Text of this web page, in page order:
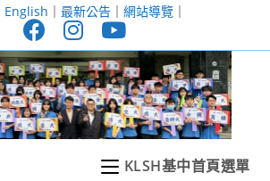
English ｜ 最新公告｜ 網站導覽｜
KLSH基中首頁選單